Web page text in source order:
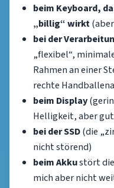
beim Keyboard,
„billig“ wirkt
bei der
„flexibel“,
Rahmen an einer
rechte
beim Display
Helligkeit, aber
bei der SSD(die
nicht störend)
beim Akkustört
mich aber nicht